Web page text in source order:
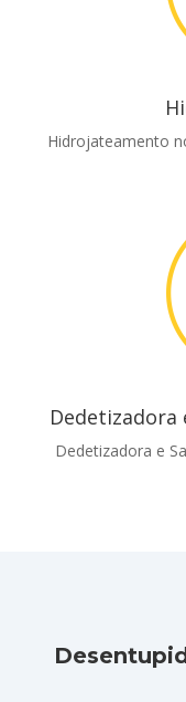
Hidrojateamento
Dedetizadora
Dedetizadora e